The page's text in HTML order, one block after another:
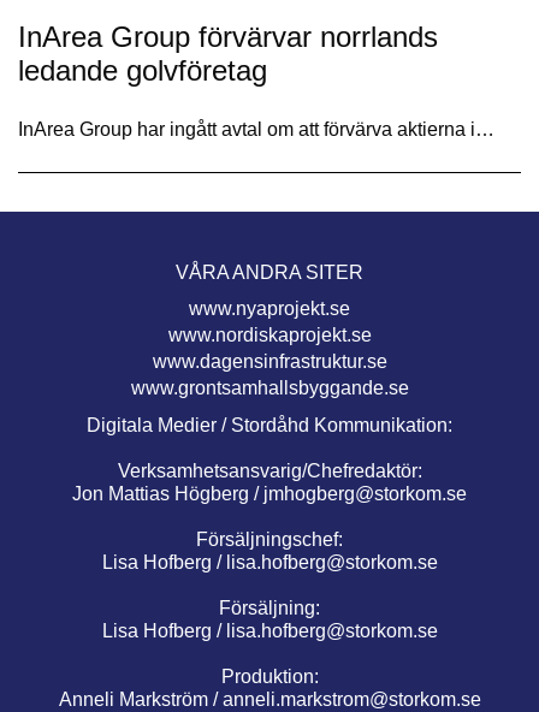
InArea Group förvärvar norrlands
ledande golvföretag
InArea Group har ingått avtal om att förvärva aktierna i…
VÅRA ANDRA SITER
www.nyaprojekt.se
www.nordiskaprojekt.se
www.dagensinfrastruktur.se
www.grontsamhallsbyggande.se
Digitala Medier / Stordåhd Kommunikation:
Verksamhetsansvarig/Chefredaktör:
Jon Mattias Högberg / jmhogberg@storkom.se
Försäljningschef:
Lisa Hofberg / lisa.hofberg@storkom.se
Försäljning:
Lisa Hofberg / lisa.hofberg@storkom.se
Produktion:
Anneli Markström /anneli.markstrom@storkom.se